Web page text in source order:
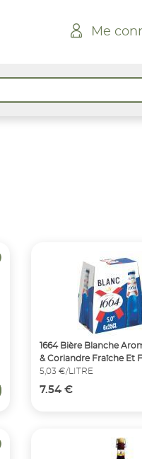
Me
1664 Bière Blanche
& Coriandre Fraîche Et
5,03 €/LITRE
7.54 €